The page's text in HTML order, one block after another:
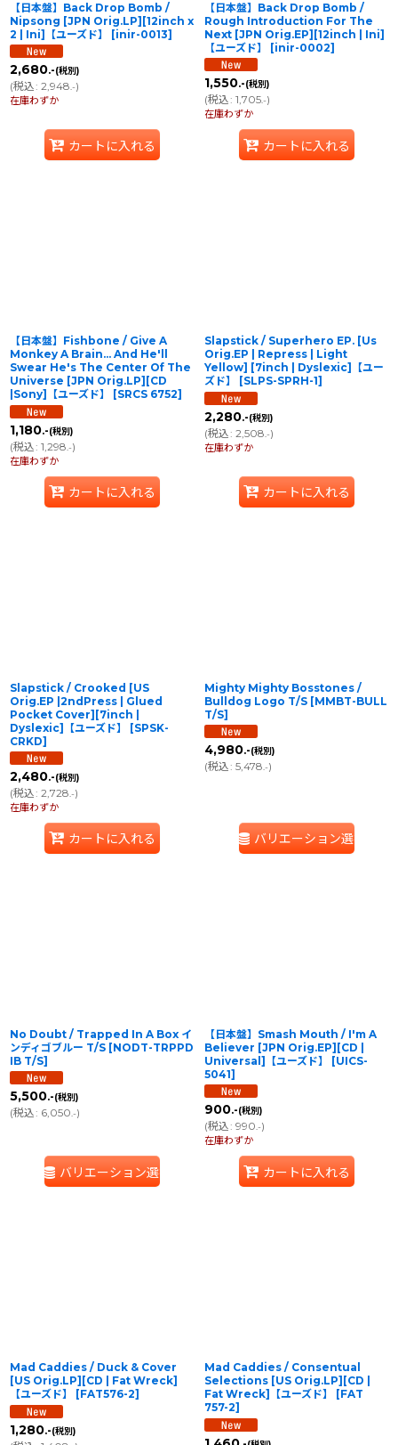
【日本盤】Back Drop Bomb /
Nipsong [JPN Orig.LP][12inch x
2 | Ini]【ユーズド】
[inir-0013]
2,680.-(税別)
(税込: 2,948.-)
在庫わずか
カートに入れる
【日本盤】Back Drop Bomb /
Rough Introduction For The
Next [JPN Orig.EP][12inch | Ini]
【ユーズド】
[inir-0002]
1,550.-(税別)
(税込: 1,705.-)
在庫わずか
カートに入れる
【日本盤】Fishbone / Give A
Monkey A Brain… And He'll
Swear He's The Center Of The
Universe [JPN Orig.LP][CD
|Sony]【ユーズド】
[SRCS 6752]
1,180.-(税別)
(税込: 1,298.-)
在庫わずか
カートに入れる
Slapstick / Superhero EP. [Us
Orig.EP | Repress | Light
Yellow] [7inch | Dyslexic]【ユー
ズド】
[SLPS-SPRH-1]
2,280.-(税別)
(税込: 2,508.-)
在庫わずか
カートに入れる
Slapstick / Crooked [US
Orig.EP |2ndPress | Glued
Pocket Cover][7inch |
Dyslexic]【ユーズド】
[SPSK-
CRKD]
2,480.-(税別)
(税込: 2,728.-)
在庫わずか
カートに入れる
Mighty Mighty Bosstones /
Bulldog Logo T/S [MMBT-BULL
T/S]
4,980.-(税別)
(税込: 5,478.-)
バリエーション選択
No Doubt / Trapped In A Box イ
ンディゴブルー T/S [NODT-TRPPD
IB T/S]
5,500.-(税別)
(税込: 6,050.-)
バリエーション選択
【日本盤】Smash Mouth ‎/ I'm A
Believer [JPN Orig.EP][CD |
Universal]【ユーズド】
[UICS-
5041]
900.-(税別)
(税込: 990.-)
在庫わずか
カートに入れる
Mad Caddies / Duck & Cover
[US Orig.LP][CD | Fat Wreck]
【ユーズド】
[FAT576-2]
1,280.-(税別)
Mad Caddies / Consentual
Selections [US Orig.LP][CD |
Fat Wreck]【ユーズド】
[FAT
757-2]